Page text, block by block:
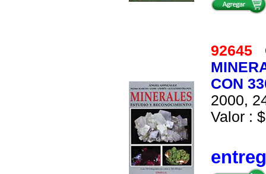
92645
CON
2000,
Valor :